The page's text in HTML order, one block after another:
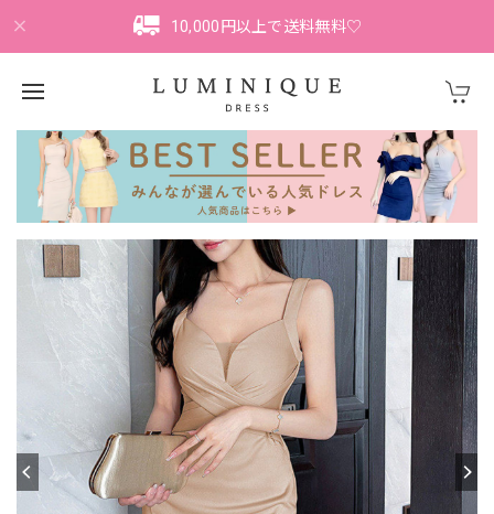
10,000円以上で送料無料♡